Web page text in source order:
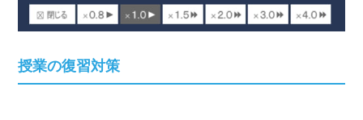
授業の復習対策